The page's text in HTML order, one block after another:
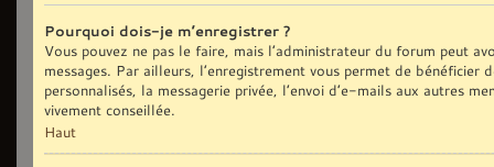
Pourquoi dois-je m’enregistrer ?
Vous pouvez ne pas le faire, mais l’administrateur du forum peut
messages. Par ailleurs, l’enregistrement vous permet de
personnalisés, la messagerie privée, l’envoi d’e-mails aux autres
vivement conseillée.
Haut